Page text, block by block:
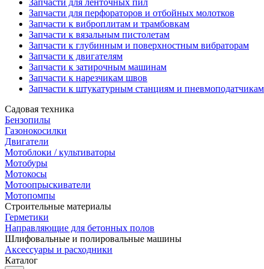
Запчасти для ленточных пил
Запчасти для перфораторов и отбойных молотков
Запчасти к виброплитам и трамбовкам
Запчасти к вязальным пистолетам
Запчасти к глубинным и поверхностным вибраторам
Запчасти к двигателям
Запчасти к затирочным машинам
Запчасти к нарезчикам швов
Запчасти к штукатурным станциям и пневмоподатчикам
Садовая техника
Бензопилы
Газонокосилки
Двигатели
Мотоблоки / культиваторы
Мотобуры
Мотокосы
Мотоопрыскиватели
Мотопомпы
Строительные материалы
Герметики
Направляющие для бетонных полов
Шлифовальные и полировальные машины
Аксессуары и расходники
Каталог